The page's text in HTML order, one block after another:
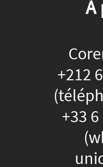
À
+212
+33